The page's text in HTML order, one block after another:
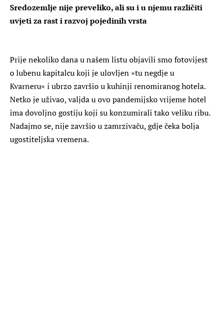
Sredozemlje nije preveliko, ali su i u njemu različiti
uvjeti za rast i razvoj pojedinih vrsta
Prije nekoliko dana u našem listu objavili smo fotovijest
o lubenu kapitalcu koji je ulovljen »tu negdje u
Kvarneru« i ubrzo završio u kuhinji renomiranog hotela.
Netko je uživao, valjda u ovo pandemijsko vrijeme hotel
ima dovoljno gostiju koji su konzumirali tako veliku ribu.
Nadajmo se, nije završio u zamrzivaču, gdje čeka bolja
ugostiteljska vremena.